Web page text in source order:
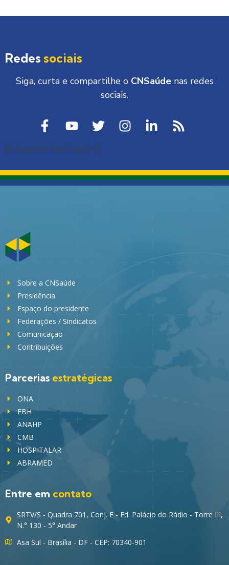
Redes sociais
Siga, curta e compartilhe o CNSaúdenas redes
sociais.
[instagram-feed feed=1]
Sobre a CNSaúde
Presidência
Espaço do presidente
Federações / Sindicatos
Comunicação
Contribuições
Parcerias estratégicas
ONA
FBH
ANAHP
CMB
HOSPITALAR
ABRAMED
Entre em contato
SRTV/S - Quadra 701, Conj. E - Ed. Palácio do Rádio - Torre III,
N.° 130 - 5° Andar
Asa Sul - Brasília - DF - CEP: 70340-901